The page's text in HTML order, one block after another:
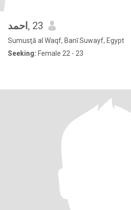
احمد , 23
Sumusţā al Waqf, Banī Suwayf, Egypt
Seeking: Female 22 - 23